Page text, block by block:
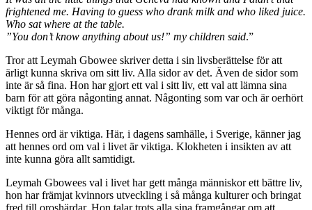
frightened me. Having to guess who drank milk and who liked juice.
Who sat where at the table.
”You don’t know anything about us!” my children said.”
Tror att Leymah Gbowee skriver detta i sin livsberättelse för att
ärligt kunna skriva om sitt liv. Alla sidor av det. Även de sidor som
inte är så fina. Hon har gjort ett val i sitt liv, ett val att lämna sina
barn för att göra någonting annat. Någonting som var och är oerhört
viktigt för många.
Hennes ord är viktiga. Här, i dagens samhälle, i Sverige, känner jag
att hennes ord om val i livet är viktiga. Klokheten i insikten av att
inte kunna göra allt samtidigt.
Leymah Gbowees val i livet har gett många människor ett bättre liv,
hon har främjat kvinnors utveckling i så många kulturer och bringat